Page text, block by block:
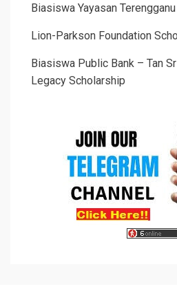
Biasiswa Yayasan
Lion-Parkson Foundation
Biasiswa Public Bank – Tan
Legacy Scholarship